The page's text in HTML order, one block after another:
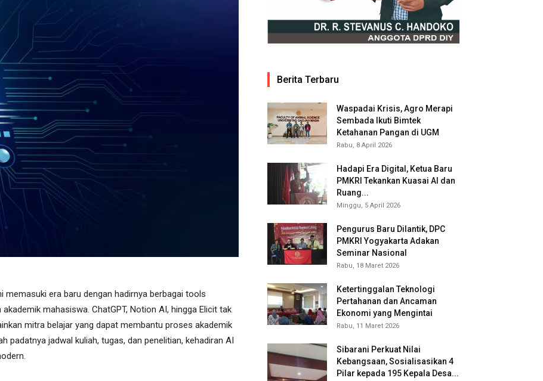
memasuki era baru dengan hadirnya berbagai tools
mahasiswa. ChatGPT, Notion AI, hingga Elicit tak
mitra belajar yang dapat membantu proses akademik
padatnya jadwal kuliah, tugas, dan penelitian, kehadiran AI
Berita Terbaru
Waspadai Krisis, Agro Merapi
Sembada Ikuti Bimtek
Ketahanan Pangan di UGM
Rabu, 8 April 2026
Hadapi Era Digital, Ketua Baru
PMKRI Tekankan Kuasai AI dan
Ruang...
Minggu, 5 April 2026
Pengurus Baru Dilantik, DPC
PMKRI Yogyakarta Adakan
Seminar Nasional
Rabu, 18 Maret 2026
Ketertinggalan Teknologi
Pertahanan dan Ancaman
Ekonomi yang Mengintai
Rabu, 11 Maret 2026
Sibarani Perkuat Nilai
Kebangsaan, Sosialisasikan 4
Pilar kepada 195 Kepala Desa...